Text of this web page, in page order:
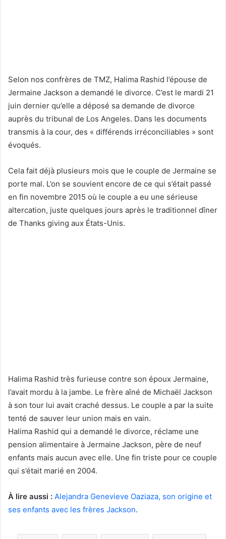
Selon nos confrères de TMZ, Halima Rashid l’épouse de
Jermaine Jackson a demandé le divorce. C’est le mardi 21
juin dernier qu’elle a déposé sa demande de divorce
auprès du tribunal de Los Angeles. Dans les documents
transmis à la cour, des « différends irréconciliables » sont
évoqués.
Cela fait déjà plusieurs mois que le couple de Jermaine se
porte mal. L’on se souvient encore de ce qui s’était passé
en fin novembre 2015 où le couple a eu une sérieuse
altercation, juste quelques jours après le traditionnel dîner
de Thanks giving aux États-Unis.
Halima Rashid très furieuse contre son époux Jermaine,
l’avait mordu à la jambe. Le frère aîné de Michaël Jackson
à son tour lui avait craché dessus. Le couple a par la suite
tenté de sauver leur union mais en vain.
Halima Rashid qui a demandé le divorce, réclame une
pension alimentaire à Jermaine Jackson, père de neuf
enfants mais aucun avec elle. Une fin triste pour ce couple
qui s’était marié en 2004.
À lire aussi : Alejandra Genevieve Oaziaza, son origine et
ses enfants avec les frères Jackson.